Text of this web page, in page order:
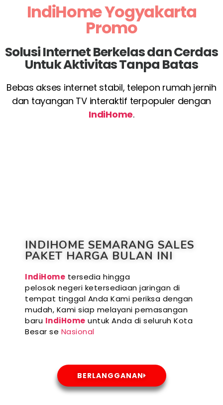
IndiHome Yogyakarta
Promo
Solusi Internet Berkelas dan Cerdas
Untuk Aktivitas Tanpa Batas
Bebas akses internet stabil, telepon rumah jernih
dan tayangan TV interaktif terpopuler dengan
IndiHome.
INDIHOME SEMARANG SALES
PAKET HARGA BULAN INI
IndiHome tersedia hingga
pelosok negeri ketersediaan jaringan di
tempat tinggal Anda Kami periksa dengan
mudah, Kami siap melayani pemasangan
baru IndiHome untuk Anda di seluruh Kota
Besar se Nasional
BERLANGGANAN